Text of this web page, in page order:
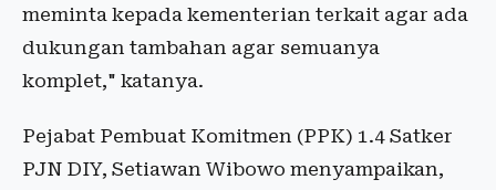
meminta kepada kementerian terkait agar ada
dukungan tambahan agar semuanya
komplet," katanya.
Pejabat Pembuat Komitmen (PPK) 1.4 Satker
PJN DIY, Setiawan Wibowo menyampaikan,